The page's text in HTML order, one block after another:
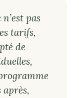
pas
tarifs,
de